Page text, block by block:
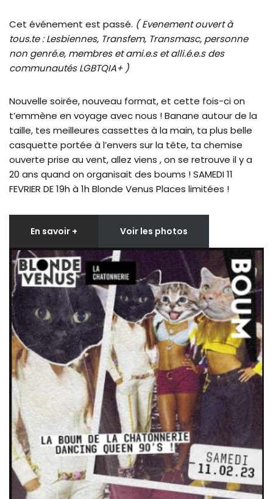
Cet événement est passé. ( Evenement ouvert à
tous.te : Lesbiennes, Transfem, Transmasc, personne
non genré.e, membres et ami.e.s et alli.é.e.s des
communautés LGBTQIA+ )
Nouvelle soirée, nouveau format, et cette fois-ci on
t’emmène en voyage avec nous ! Banane autour de la
taille, tes meilleures cassettes à la main, ta plus belle
casquette portée à l’envers sur la tête, ta chemise
ouverte prise au vent, allez viens , on se retrouve il y a
20 ans quand on organisait des boums ! SAMEDI 11
FEVRIER DE 19h à 1h Blonde Venus Places limitées !
En savoir + Voir les photos